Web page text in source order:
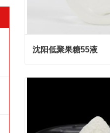
沈阳低聚果糖55液
沈阳低聚果糖55液